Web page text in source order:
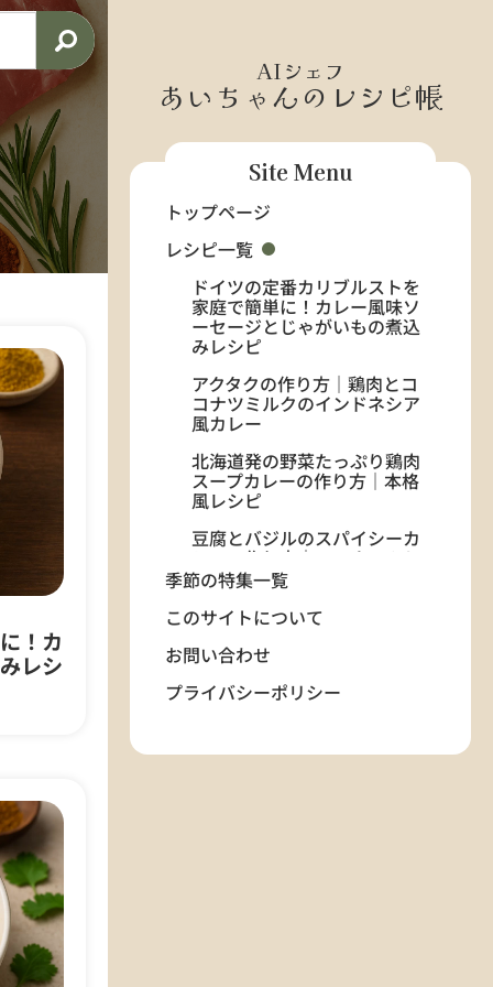
！カ
レシ
AIシェフ
あいちゃんのレシピ帳
Site Menu
トップページ
レシピ一覧
ドイツの定番カリブルストを
家庭で簡単に！カレー風味ソ
ーセージとじゃがいもの煮込
みレシピ
アクタクの作り方｜鶏肉とコ
コナツミルクのインドネシア
風カレー
北海道発の野菜たっぷり鶏肉
スープカレーの作り方｜本格
風レシピ
豆腐とバジルのスパイシーカ
レーの作り方｜ココナッツミ
ルクでコクと香り
ラムヴィンダルーの作り方｜
ゴア風スパイシーラムカレー
を家庭で再現
カルディリック風チキンカレ
季節の特集一覧
このサイトについて
お問い合わせ
プライバシーポリシー